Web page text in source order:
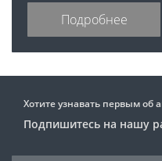
Подробнее
Хотите узнавать первым об
Подпишитесь на нашу